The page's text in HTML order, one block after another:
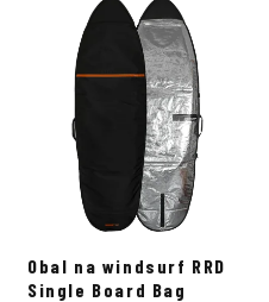
Obal na windsurf RRD
Single Board Bag